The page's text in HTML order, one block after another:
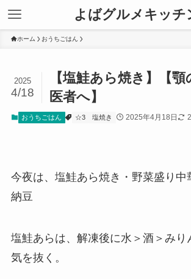
よばグルメキッチ
ホーム おうちごはん
【塩鮭あら焼き】【
医者へ】
2025
4/18
おうちごはん ☆3 塩焼き 2025年4月18日
今夜は、塩鮭あら焼き・野菜盛り中
納豆
塩鮭あらは、解凍後に水＞酒＞みり
気を抜く。